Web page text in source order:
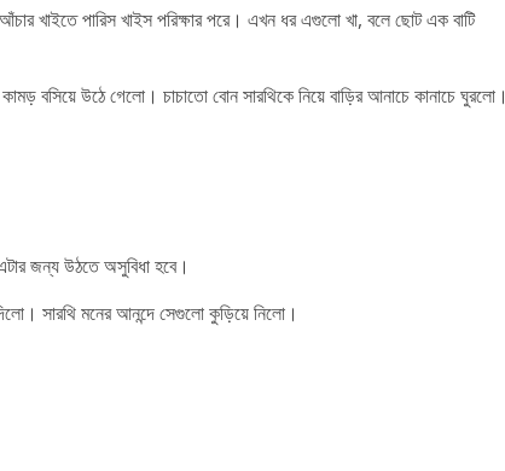
খাইতে পারিস খাইস পরিক্ষার পরে। এখন ধর এগুলো খা, বলে ছোট এক বাটি
বসিয়ে উঠে গেলো। চাচাতো বোন সারথিকে নিয়ে বাড়ির আনাচে কানাচে ঘুরলো।
জন্য উঠতে অসুবিধা হবে।
সারথি মনের আনন্দে সেগুলো কুড়িয়ে নিলো।